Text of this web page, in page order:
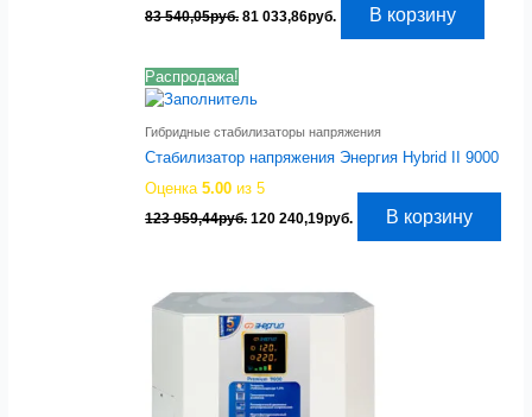
83 540,05руб. Первоначальная
81 033,86руб. ТекущаяВ корзину
Распродажа!
Гибридные стабилизаторы напряжения
Стабилизатор напряжения Энергия Hybrid II 9000
Оценка5.00 из 5
123 959,44руб. Первоначальная
120 240,19руб. ТекущаяВ корзину